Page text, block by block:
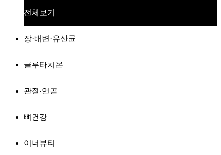
전체보기
장·배변·유산균
글루타치온
관절·연골
뼈건강
이너뷰티